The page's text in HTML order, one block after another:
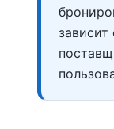
зависит